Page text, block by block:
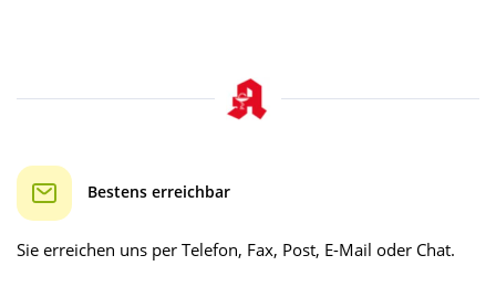
Bestens erreichbar
Sie erreichen uns per Telefon, Fax, Post, E-Mail oder Chat.